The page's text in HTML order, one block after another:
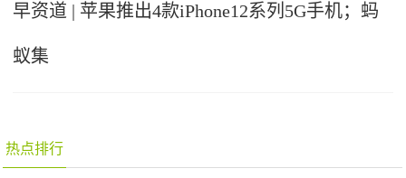
早资道 | 苹果推出4款iPhone12系列5G手机；蚂
蚁集
热点排行